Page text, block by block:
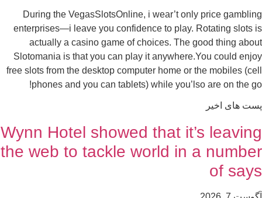
During the VegasSlotsOnline, i wear’t only price
enterprises—i leave you confidence to play. Rotating slots
actually a casino game of choices. The good thing
Slotomania is that you can play it anywhere.You could
free slots from the desktop computer home or the mobiles
phones and you can tablets) while you’lso are on the
های اخیر
Wynn Hotel showed that it’s
the web to tackle world in a
of